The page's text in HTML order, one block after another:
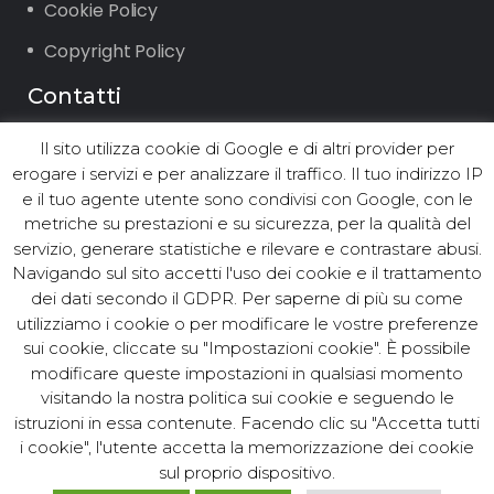
Cookie Policy
Copyright Policy
Contatti
Via Vigone 42 10064 Pinerolo (TO)
Tel. +39.0121.2361 ∙ Fax +39.0121.236294
Email: info@asst.it
PEC:asst@postacert.asst.it
© ASST Acea Servizi Strumentali
Territoriali S.r.l. - Tutti i diritti
riservati. Cod.Fisc. e P. IVA
10381250017. C.C.I.A.A. Torino N.
1128501. Capitale Sociale
Il sito utilizza cookie di Google e di altri provider per
erogare i servizi e per analizzare il traffico. Il tuo indirizzo IP
e il tuo agente utente sono condivisi con Google, con le
metriche su prestazioni e su sicurezza, per la qualità del
servizio, generare statistiche e rilevare e contrastare abusi.
Navigando sul sito accetti l'uso dei cookie e il trattamento
dei dati secondo il GDPR. Per saperne di più su come
utilizziamo i cookie o per modificare le vostre preferenze
sui cookie, cliccate su "Impostazioni cookie". È possibile
modificare queste impostazioni in qualsiasi momento
visitando la nostra politica sui cookie e seguendo le
istruzioni in essa contenute. Facendo clic su "Accetta tutti
i cookie", l'utente accetta la memorizzazione dei cookie
sul proprio dispositivo.